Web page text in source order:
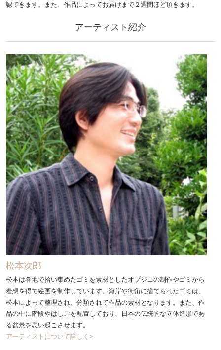
認できます。また、作品によってお届けまで２週間ほど頂きます。
アーティスト紹介
松本次郎
松本は各地で拾い集めたゴミを素材としたオブジェの制作やゴミから
着想を得て絵画を制作しています。海岸や街角に捨てられたゴミは、
松本によって整理され、分類されて作品の素材となります。また、作
品の中に階段やはしごを配置しており、日本の伝統的な立体造形であ
る盆景を思い起こさせます。
アーティストについて詳しく>